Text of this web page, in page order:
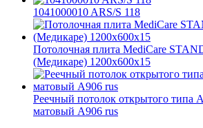
1041000010 ARS/S 118
Потолочная плита MediCare
(Медикаре) 1200x600x15
Реечный потолок открытого типа
матовый А906 rus